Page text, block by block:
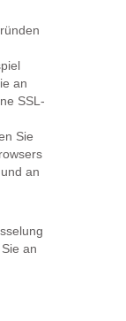
an
SSL-
Sie
an
an